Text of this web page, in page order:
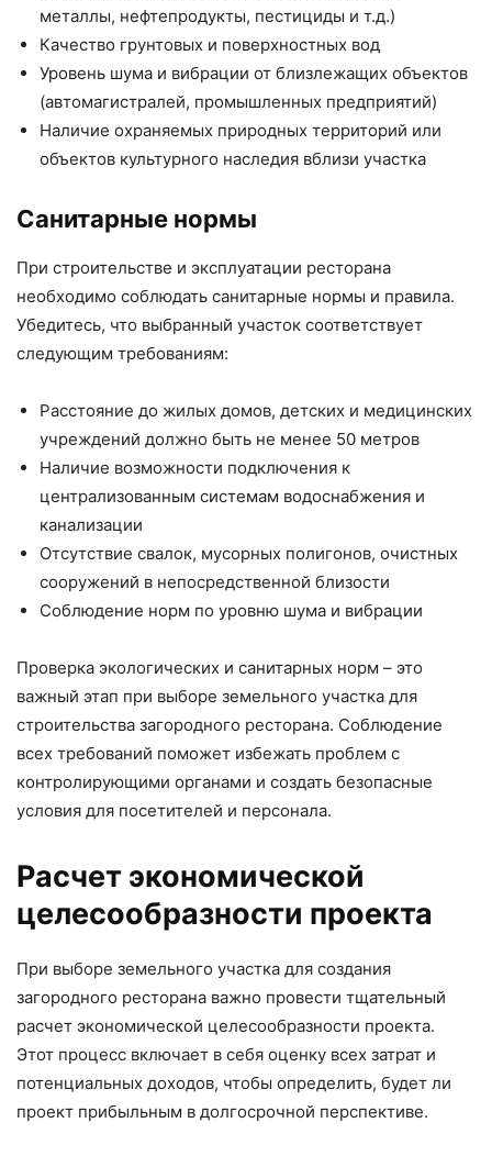
металлы, нефтепродукты, пестициды и т.д.)
Качество грунтовых и поверхностных вод
Уровень шума и вибрации от близлежащих объектов
(автомагистралей, промышленных предприятий)
Наличие охраняемых природных территорий или
объектов культурного наследия вблизи участка
Санитарные нормы
При строительстве и эксплуатации ресторана
необходимо соблюдать санитарные нормы и правила.
Убедитесь, что выбранный участок соответствует
следующим требованиям:
Расстояние до жилых домов, детских и медицинских
учреждений должно быть не менее 50 метров
Наличие возможности подключения к
централизованным системам водоснабжения и
канализации
Отсутствие свалок, мусорных полигонов, очистных
сооружений в непосредственной близости
Соблюдение норм по уровню шума и вибрации
Проверка экологических и санитарных норм – это
важный этап при выборе земельного участка для
строительства загородного ресторана. Соблюдение
всех требований поможет избежать проблем с
контролирующими органами и создать безопасные
условия для посетителей и персонала.
Расчет экономической
целесообразности проекта
При выборе земельного участка для создания
загородного ресторана важно провести тщательный
расчет экономической целесообразности проекта.
Этот процесс включает в себя оценку всех затрат и
потенциальных доходов, чтобы определить, будет ли
проект прибыльным в долгосрочной перспективе.